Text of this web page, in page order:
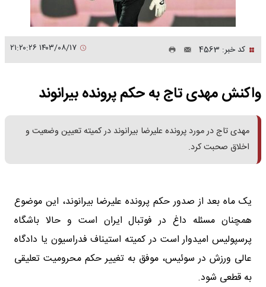
کد خبر: 4563
واکنش مهدی تاج به حکم پرونده بیرانوند
مهدی تاج در مورد پرونده علیرضا بیرانوند در کمیته تعیین وضعیت و
اخلاق صحبت کرد.
یک ماه بعد از صدور حکم پرونده علیرضا بیرانوند، این موضوع
همچنان مسئله داغ در فوتبال ایران است و حالا باشگاه
پرسپولیس امیدوار است در کمیته استیناف فدراسیون یا دادگاه
عالی ورزش در سوئیس، موفق به تغییر حکم محرومیت تعلیقی
به قطعی شود.